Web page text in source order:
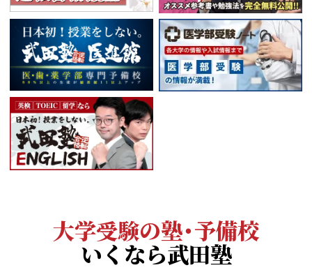
大学受験の塾・予備校
いくなら武田塾